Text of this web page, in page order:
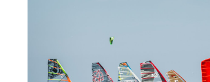
Кайтсерфинг